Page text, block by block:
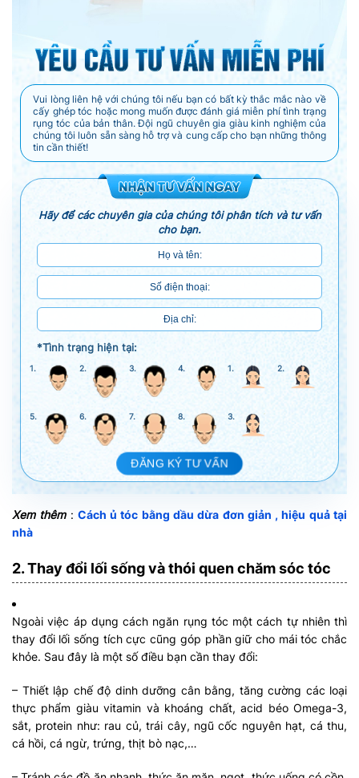
Vui lòng liên hệ với chúng tôi nếu bạn có bất kỳ thắc mắc nào về
cấy ghép tóc hoặc mong muốn được đánh giá miễn phí tình trạng
rụng tóc của bản thân. Đội ngũ chuyên gia giàu kinh nghiệm của
chúng tôi luôn sẵn sàng hỗ trợ và cung cấp cho bạn những thông
tin cần thiết!
Hãy để các chuyên gia của chúng tôi phân tích và tư vấn
cho bạn.
*Tình trạng hiện tại:
1. 2. 3. 4. 1. 2.
5. 6. 7. 8. 3.
ĐĂNG KÝ TƯ VẤN
Xem thêm: Cách ủ tóc bằng dầu dừa đơn giản , hiệu quả tại
nhà
2. Thay đổi lối sống và thói quen chăm sóc tóc
Ngoài việc áp dụng cách ngăn rụng tóc một cách tự nhiên thì
thay đổi lối sống tích cực cũng góp phần giữ cho mái tóc chắc
khỏe. Sau đây là một số điều bạn cần thay đổi:
– Thiết lập chế độ dinh dưỡng cân bằng, tăng cường các loại
thực phẩm giàu vitamin và khoáng chất, acid béo Omega-3,
sắt, protein như: rau củ, trái cây, ngũ cốc nguyên hạt, cá thu,
cá hồi, cá ngừ, trứng, thịt bò nạc,…